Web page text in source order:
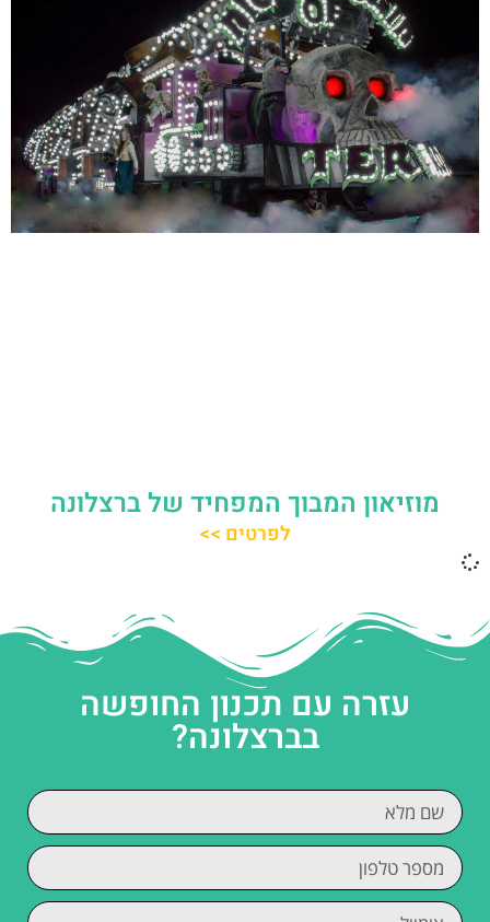
מוזיאון המבוך המפחיד של ברצלונה
לפרטים >>
עזרה עם תכנון החופשה
בברצלונה?